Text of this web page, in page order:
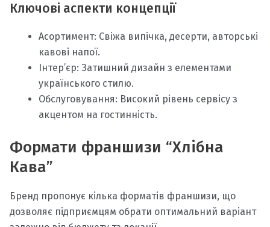
Ключові аспекти концепції
Асортимент: Свіжа випічка, десерти, авторські
кавові напої.​
Інтер’єр: Затишний дизайн з елементами
українського стилю.​
Обслуговування: Високий рівень сервісу з
акцентом на гостинність.​
Формати франшизи “Хлібна
Кава”
Бренд пропонує кілька форматів франшизи, що
дозволяє підприємцям обрати оптимальний варіант